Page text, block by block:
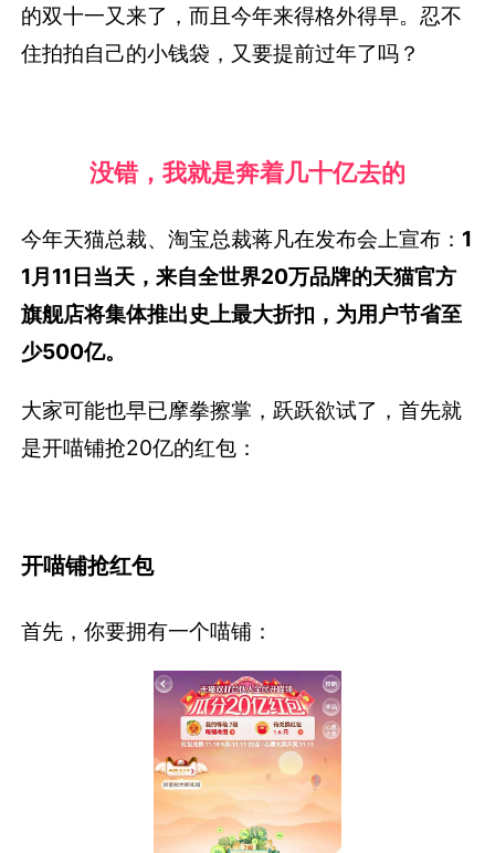
的双十一又来了，而且今年来得格外得早。忍不
住拍拍自己的小钱袋，又要提前过年了吗？
没错，我就是奔着几十亿去的
今年天猫总裁、淘宝总裁蒋凡在发布会上宣布： 1
1月11日当天，来自全世界20万品牌的天猫官方
旗舰店将集体推出史上最大折扣，为用户节省至
少500亿。
大家可能也早已摩拳擦掌，跃跃欲试了，首先就
是开喵铺抢20亿的红包：
开喵铺抢红包
首先，你要拥有一个喵铺：